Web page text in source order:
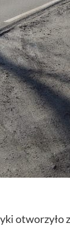
otworzyło